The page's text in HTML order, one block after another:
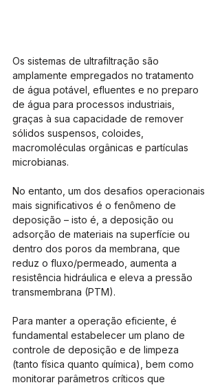
Os sistemas de ultrafiltração são
amplamente empregados no tratamento
de água potável, efluentes e no preparo
de água para processos industriais,
graças à sua capacidade de remover
sólidos suspensos, coloides,
macromoléculas orgânicas e partículas
microbianas.
No entanto, um dos desafios operacionais
mais significativos é o fenômeno de
deposição – isto é, a deposição ou
adsorção de materiais na superfície ou
dentro dos poros da membrana, que
reduz o fluxo/permeado, aumenta a
resistência hidráulica e eleva a pressão
transmembrana (PTM).
Para manter a operação eficiente, é
fundamental estabelecer um plano de
controle de deposição e de limpeza
(tanto física quanto química), bem como
monitorar parâmetros críticos que